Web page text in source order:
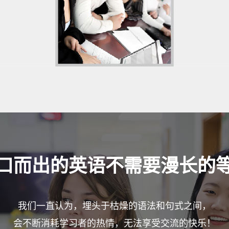
而出的英语不需要漫长的
我们一直认为，埋头于枯燥的语法和句式之间，
会不断消耗学习者的热情，无法享受交流的快乐！